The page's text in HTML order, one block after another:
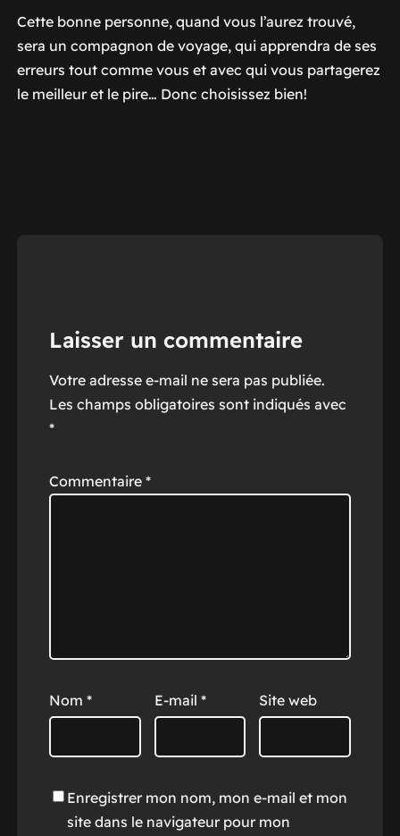
Cette bonne personne, quand vous l’aurez trouvé,
sera un compagnon de voyage, qui apprendra de ses
erreurs tout comme vous et avec qui vous partagerez
le meilleur et le pire… Donc choisissez bien!
Laisser un commentaire
Votre adresse e-mail ne sera pas publiée.
Les champs obligatoires sont indiqués avec
*
Commentaire *
Nom * E-mail * Site web
Enregistrer mon nom, mon e-mail et mon
site dans le navigateur pour mon